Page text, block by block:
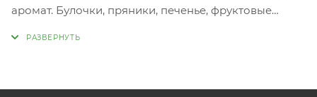
аромат. Булочки, пряники, печенье, фруктовые